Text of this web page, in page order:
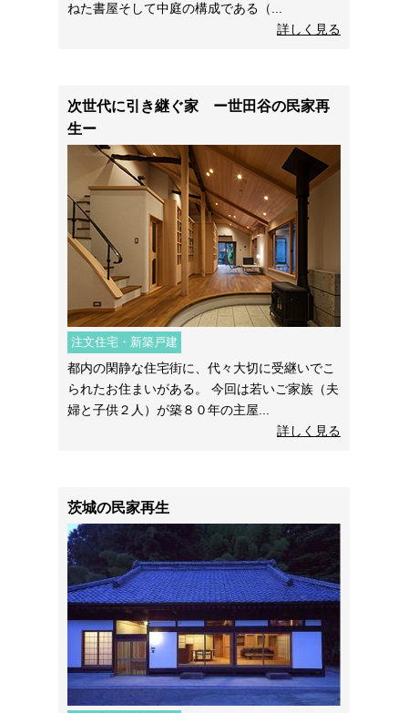
ねた書屋そして中庭の構成である（...
詳しく見る
次世代に引き継ぐ家 ー世田谷の民家再
生ー
注文住宅・新築戸建
都内の閑静な住宅街に、代々大切に受継いでこ
られたお住まいがある。 今回は若いご家族（夫
婦と子供２人）が築８０年の主屋...
詳しく見る
茨城の民家再生